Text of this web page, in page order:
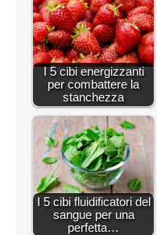
I 5 cibi energizzanti
per combattere la
stanchezza
I 5 cibi fluidificatori del
sangue per una
perfetta…